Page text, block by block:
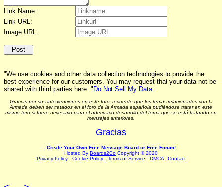
Link Name:
Link URL:
Image URL:
"We use cookies and other data collection technologies to provide the
best experience for our customers. You may request that your data not be
shared with third parties here: " Do Not Sell My Data
Gracias por sus intervenciones en este foro, recuerde que los temas relacionados con la
Armada deben ser tratados en el foro de la Armada española pudiéndose tratar en este
mismo foro si fuere necesario para el adecuado desarrollo del tema que se está tratando en
mensajes anteriores.
Gracias
Create Your Own Free Message Board or Free Forum!
Hosted By Boards2Go Copyright © 2020
Privacy Policy. Cookie Policy. Terms of Service DMCA. Contact